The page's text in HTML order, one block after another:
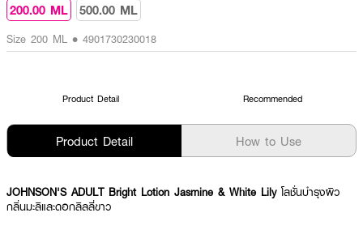
200.00 ML 500.00 ML
Size 200 ML • 4901730230018
Product Detail Recommended
Product Detail How to Use
JOHNSON'S ADULT Bright Lotion Jasmine & White Lily โลชั่นบำรุงผิว
กลิ่นมะลิและดอกลิลลี่ขาว